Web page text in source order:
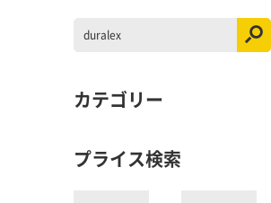
カテゴリー
プライス検索